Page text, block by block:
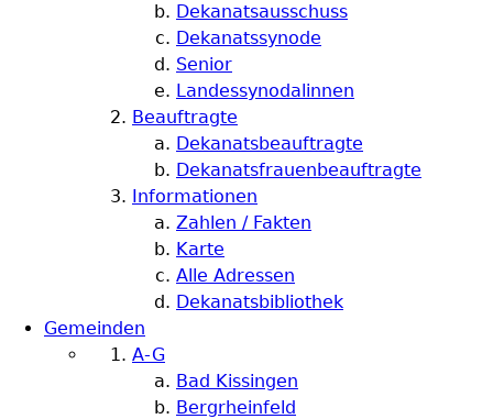
Dekanatsausschuss
Dekanatssynode
Senior
Landessynodalinnen
Beauftragte
Dekanatsbeauftragte
Dekanatsfrauenbeauftragte
Informationen
Zahlen / Fakten
Karte
Alle Adressen
Dekanatsbibliothek
Gemeinden
A-G
Bad Kissingen
Bergrheinfeld